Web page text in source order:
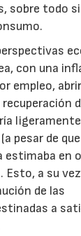
sobre todo
con una
empleo,
pesar de
estimaba en
Esto, a su
de las
a